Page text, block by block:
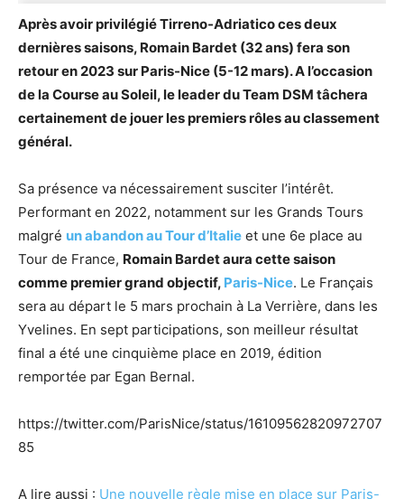
Après avoir privilégié Tirreno-Adriatico ces deux
dernières saisons, Romain Bardet (32 ans) fera son
retour en 2023 sur Paris-Nice (5-12 mars). A l’occasion
de la Course au Soleil, le leader du Team DSM tâchera
certainement de jouer les premiers rôles au classement
général.
Sa présence va nécessairement susciter l’intérêt.
Performant en 2022, notamment sur les Grands Tours
malgré un abandon au Tour d’Italie et une 6e place au
Tour de France, Romain Bardet aura cette saison
comme premier grand objectif, Paris-Nice. Le Français
sera au départ le 5 mars prochain à La Verrière, dans les
Yvelines. En sept participations, son meilleur résultat
final a été une cinquième place en 2019, édition
remportée par Egan Bernal.
https://twitter.com/ParisNice/status/16109562820972707
85
A lire aussi : Une nouvelle règle mise en place sur Paris-